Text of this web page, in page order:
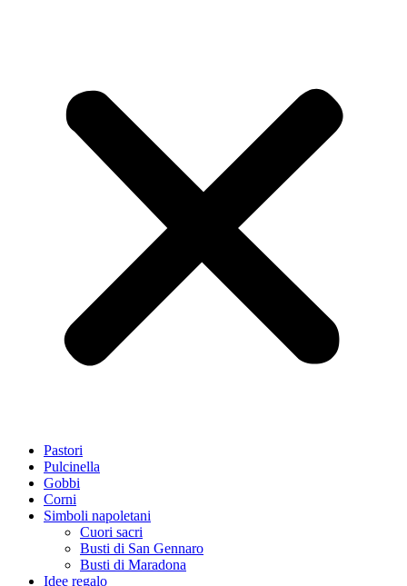
Pastori
Pulcinella
Gobbi
Corni
Simboli napoletani
Cuori sacri
Busti di San Gennaro
Busti di Maradona
Idee regalo